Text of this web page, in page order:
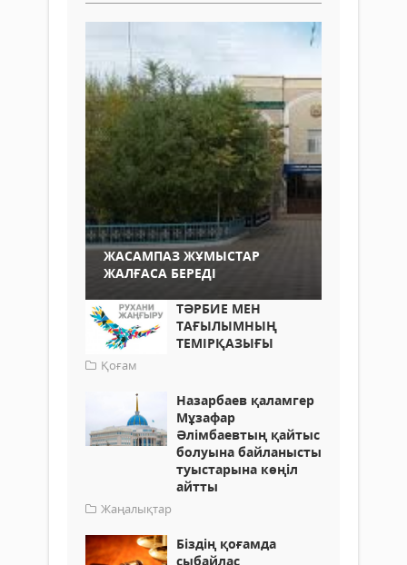
ЖАСАМПАЗ ЖҰМЫСТАР
ЖАЛҒАСА БЕРЕДІ
ТӘРБИЕ МЕН
ТАҒЫЛЫМНЫҢ
ТЕМІРҚАЗЫҒЫ
Қоғам
Назарбаев қаламгер
Мұзафар
Әлімбаевтың қайтыс
болуына байланысты
туыстарына көңіл
айтты
Жаңалықтар
Біздің қоғамда
сыбайлас